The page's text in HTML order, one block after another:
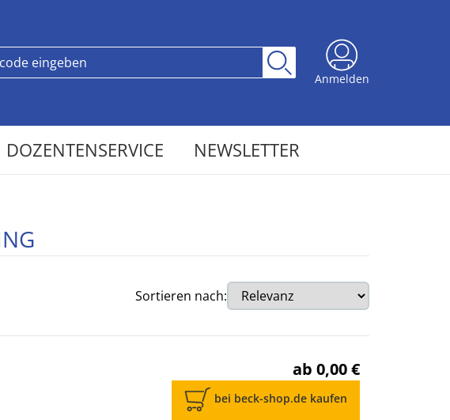
Anmelden
DOZENTENSERVICE NEWSLETTER
Sortieren nach:
ab 0,00 €
bei beck-shop.de kaufen